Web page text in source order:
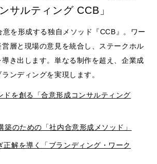
サルティング CCB」
を形成する独自メソッド『CCB』。ワー
層と現場の意見を統合し、ステークホル
き出します。単なる制作を超え、企業成
ンディングを実現します。
ドを創る「合意形成コンサルティング
築のための「社内合意形成メソッド」
正解を導く「ブランディング・ワーク